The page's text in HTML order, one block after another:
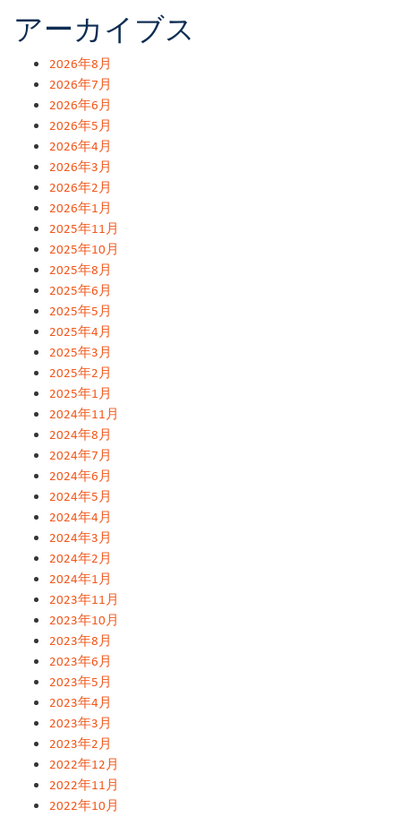
アーカイブス
2026年8月
2026年7月
2026年6月
2026年5月
2026年4月
2026年3月
2026年2月
2026年1月
2025年11月
2025年10月
2025年8月
2025年6月
2025年5月
2025年4月
2025年3月
2025年2月
2025年1月
2024年11月
2024年8月
2024年7月
2024年6月
2024年5月
2024年4月
2024年3月
2024年2月
2024年1月
2023年11月
2023年10月
2023年8月
2023年6月
2023年5月
2023年4月
2023年3月
2023年2月
2022年12月
2022年11月
2022年10月